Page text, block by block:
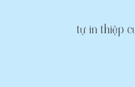
tự in thiệp